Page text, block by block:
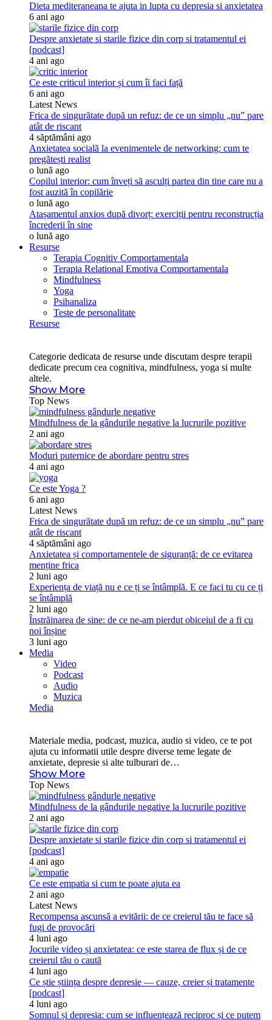
Dieta mediteraneana te ajuta in lupta cu depresia si anxietatea
6 ani ago
Despre anxietate si starile fizice din corp si tratamentul ei
[podcast]
4 ani ago
Ce este criticul interior și cum îi faci față
6 ani ago
Latest News
Frica de singurătate după un refuz: de ce un simplu „nu” pare
atât de riscant
4 săptămâni ago
Anxietatea socială la evenimentele de networking: cum te
pregătești realist
o lună ago
Copilul interior: cum înveți să asculți partea din tine care nu a
fost auzită în copilărie
o lună ago
Atașamentul anxios după divorț: exerciții pentru reconstrucția
încrederii în sine
o lună ago
Resurse
Terapia Cognitiv Comportamentala
Terapia Relational Emotiva Comportamentala
Mindfulness
Yoga
Psihanaliza
Teste de personalitate
Resurse
Categorie dedicata de resurse unde discutam despre terapii
dedicate precum cea cognitiva, mindfulness, yoga si multe
altele.
Show More
Top News
Mindfulness de la gândurile negative la lucrurile pozitive
2 ani ago
Moduri puternice de abordare pentru stres
4 ani ago
Ce este Yoga ?
6 ani ago
Latest News
Frica de singurătate după un refuz: de ce un simplu „nu” pare
atât de riscant
4 săptămâni ago
Anxietatea și comportamentele de siguranță: de ce evitarea
menține frica
2 luni ago
Experiența de viață nu e ce ți se întâmplă. E ce faci tu cu ce ți
se întâmplă
2 luni ago
Înstrăinarea de sine: de ce ne-am pierdut obiceiul de a fi cu
noi înșine
3 luni ago
Media
Video
Podcast
Audio
Muzica
Media
Materiale media, podcast, muzica, audio si video, ce te pot
ajuta cu informatii utile despre diverse teme legate de
anxietate, depresie si alte tulburari de…
Show More
Top News
Mindfulness de la gândurile negative la lucrurile pozitive
2 ani ago
Despre anxietate si starile fizice din corp si tratamentul ei
[podcast]
4 ani ago
Ce este empatia si cum te poate ajuta ea
2 ani ago
Latest News
Recompensa ascunsă a evitării: de ce creierul tău te face să
fugi de provocări
4 luni ago
Jocurile video și anxietatea: ce este starea de flux și de ce
creierul tău o caută
4 luni ago
Ce știe știința despre depresie — cauze, creier și tratamente
[podcast]
4 luni ago
Somnul și depresia: cum se influențează reciproc și ce putem